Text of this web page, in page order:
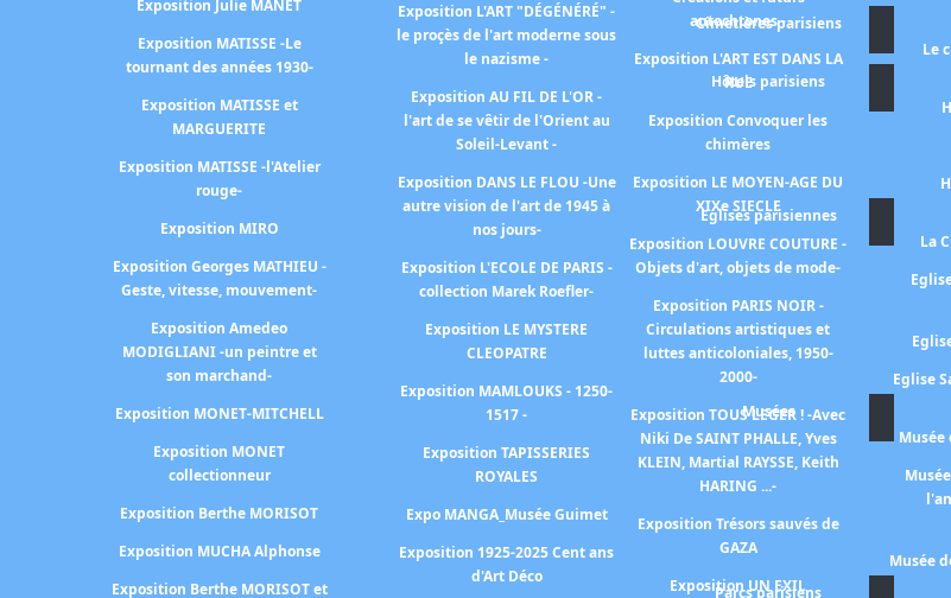
Exposition Julie MANET
Exposition MATISSE -Le
tournant des années 1930-
Exposition MATISSE et
MARGUERITE
Exposition MATISSE -l'Atelier
rouge-
Exposition MIRO
Exposition Georges MATHIEU -
Geste, vitesse, mouvement-
Exposition Amedeo
MODIGLIANI -un peintre et
son marchand-
Exposition MONET-MITCHELL
Exposition MONET
collectionneur
Exposition Berthe MORISOT
Exposition MUCHA Alphonse
Exposition Berthe MORISOT et
Exposition L'ART "DÉGÉNÉRÉ" -
le proçès de l'art moderne sous
le nazisme -
Exposition AU FIL DE L'OR -
l'art de se vêtir de l'Orient au
Soleil-Levant -
Exposition DANS LE FLOU -Une
autre vision de l'art de 1945 à
nos jours-
Exposition L'ECOLE DE PARIS -
collection Marek Roefler-
Exposition LE MYSTERE
CLEOPATRE
Exposition MAMLOUKS - 1250-
1517 -
Exposition TAPISSERIES
ROYALES
Expo MANGA_Musée Guimet
Exposition 1925-2025 Cent ans
d'Art Déco
autochtones -
Exposition L'ART EST DANS LA
RUE
Exposition Convoquer les
chimères
Exposition LE MOYEN-AGE DU
XIXe SIECLE
Exposition LOUVRE COUTURE -
Objets d'art, objets de mode-
Exposition PARIS NOIR -
Circulations artistiques et
luttes anticoloniales, 1950-
2000-
Exposition TOUS LEGER ! -Avec
Niki De SAINT PHALLE, Yves
KLEIN, Martial RAYSSE, Keith
HARING ...-
Exposition Trésors sauvés de
GAZA
Exposition UN EXIL
Cimetières parisiens
Le
Hôtels parisiens
Eglises parisiennes
La
Eglise
Musées
Musée
Musée
Parcs parisiens